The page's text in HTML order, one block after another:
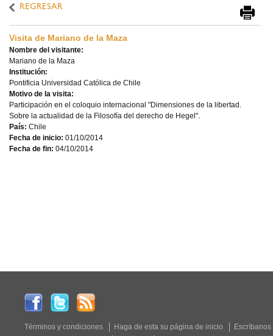
REGRESAR
Visita de Mariano de la Maza
Nombre del visitante:
Mariano de la Maza
Institución:
Pontificia Universidad Católica de Chile
Motivo de la visita:
Participación en el coloquio internacional "Dimensiones de la libertad.
Sobre la actualidad de la Filosofía del derecho de Hegel".
País: Chile
Fecha de inicio: 01/10/2014
Fecha de fin: 04/10/2014
Términos y condiciones Haga de esta su página de inicio
Escríbanos